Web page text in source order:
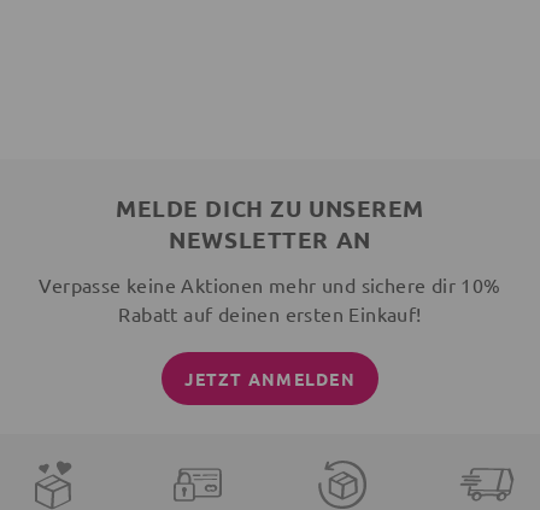
MELDE DICH ZU UNSEREM
NEWSLETTER AN
Verpasse keine Aktionen mehr und sichere dir 10%
Rabatt auf deinen ersten Einkauf!
JETZT ANMELDEN